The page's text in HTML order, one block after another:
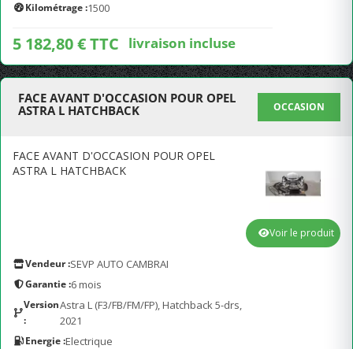
Kilométrage :1500
5 182,80 € TTC livraison incluse
FACE AVANT D'OCCASION POUR OPEL
ASTRA L HATCHBACK
OCCASION
FACE AVANT D'OCCASION POUR OPEL
ASTRA L HATCHBACK
Vendeur :SEVP AUTO CAMBRAI
Garantie :6 mois
Version
:
Astra L (F3/FB/FM/FP), Hatchback 5-drs,
2021
Energie :Electrique
Voir le produit